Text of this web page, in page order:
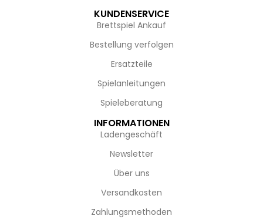
KUNDENSERVICE
Brettspiel Ankauf
Bestellung verfolgen
Ersatzteile
Spielanleitungen
Spieleberatung
INFORMATIONEN
Ladengeschäft
Newsletter
Über uns
Versandkosten
Zahlungsmethoden